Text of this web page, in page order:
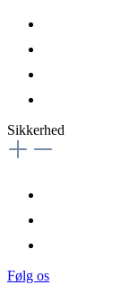
Sikkerhed
Følg os